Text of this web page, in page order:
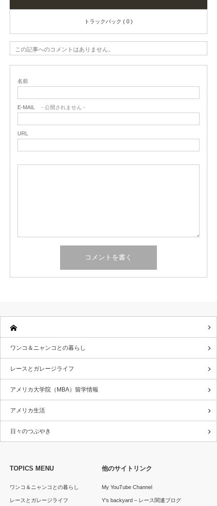
トラックバック ( 0 )
この記事へのコメントはありません。
名前
E-MAIL - 公開されません -
URL
ワンコ＆ニャンコとの暮らし
レースとガレージライフ
アメリカ大学院（MBA）留学情報
アメリカ生活
日々のつぶやき
TOPICS MENU
ワンコ＆ニャンコとの暮らし
レースとガレージライフ
他のサイトリンク
My YouTube Channel
Y’s backyard – レース関連ブログ